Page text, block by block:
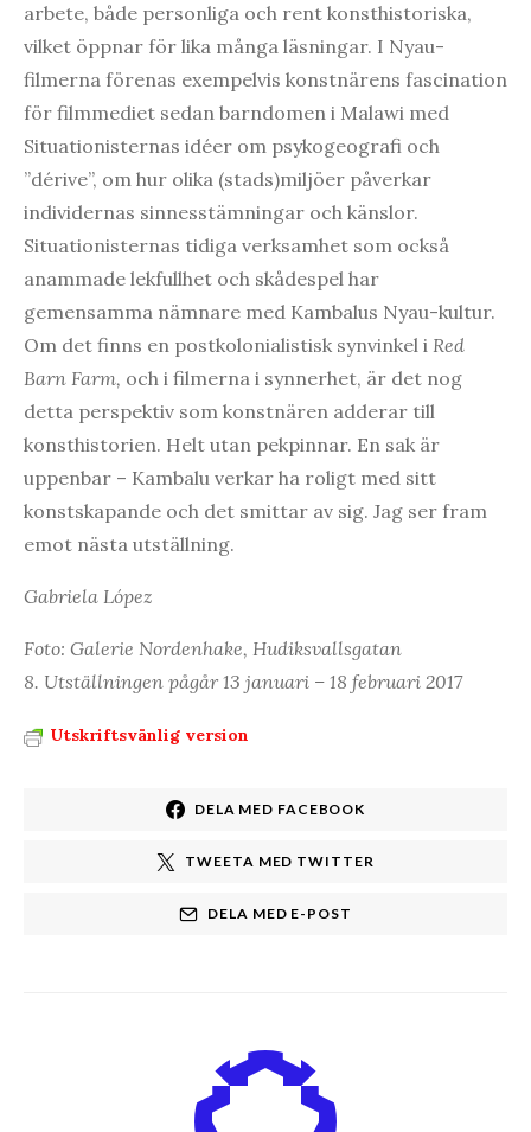
arbete, både personliga och rent konsthistoriska,
vilket öppnar för lika många läsningar. I Nyau-
filmerna förenas exempelvis konstnärens fascination
för filmmediet sedan barndomen i Malawi med
Situationisternas idéer om psykogeografi och
”dérive”, om hur olika (stads)miljöer påverkar
individernas sinnesstämningar och känslor.
Situationisternas tidiga verksamhet som också
anammade lekfullhet och skådespel har
gemensamma nämnare med Kambalus Nyau-kultur.
Om det finns en postkolonialistisk synvinkel i Red
Barn Farm, och i filmerna i synnerhet, är det nog
detta perspektiv som konstnären adderar till
konsthistorien. Helt utan pekpinnar. En sak är
uppenbar – Kambalu verkar ha roligt med sitt
konstskapande och det smittar av sig. Jag ser fram
emot nästa utställning.
Gabriela López
Foto: Galerie Nordenhake, Hudiksvallsgatan
8. Utställningen pågår 13 januari – 18 februari 2017
Utskriftsvänlig version
DELA MED FACEBOOK
TWEETA MED TWITTER
DELA MED E-POST